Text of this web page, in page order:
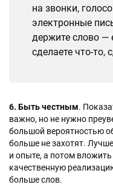
на звонки,
электронные
держите слово —
сделаете что-то,
6. Быть честным.
важно, но не нужно
большой вероятностью
больше не захотят.
и опыте, а потом
качественную
больше слов.